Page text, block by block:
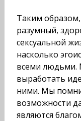
Таким
разумный,
сексуальной
насколько
всеми людьми.
выработать
ними. Мы
возможности
являются